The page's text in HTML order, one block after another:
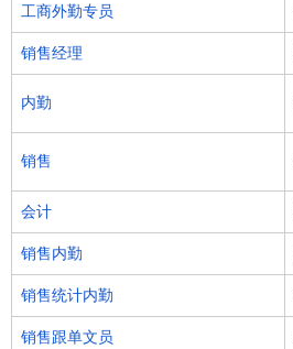
工商外勤专员
销售经理
内勤
销售
会计
销售内勤
销售统计内勤
销售跟单文员